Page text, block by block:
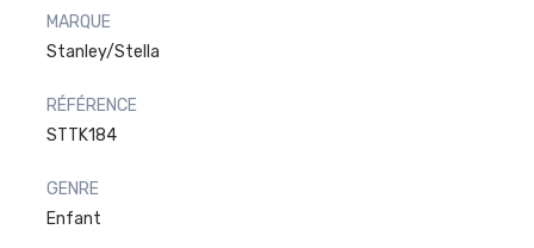
MARQUE
Stanley/Stella
RÉFÉRENCE
STTK184
GENRE
Enfant